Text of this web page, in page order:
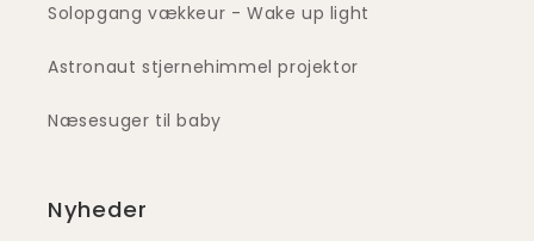
Solopgang vækkeur - Wake up light
Astronaut stjernehimmel projektor
Næsesuger til baby
Nyheder